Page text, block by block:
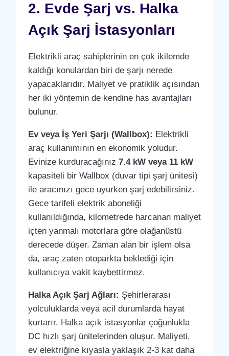
2. Evde Şarj vs. Halka
Açık Şarj İstasyonları
Elektrikli araç sahiplerinin en çok ikilemde
kaldığı konulardan biri de şarjı nerede
yapacaklarıdır. Maliyet ve pratiklik açısından
her iki yöntemin de kendine has avantajları
bulunur.
Ev veya İş Yeri Şarjı (Wallbox): Elektrikli
araç kullanımının en ekonomik yoludur.
Evinize kurduracağınız 7.4 kW veya 11 kW
kapasiteli bir Wallbox (duvar tipi şarj ünitesi)
ile aracınızı gece uyurken şarj edebilirsiniz.
Gece tarifeli elektrik aboneliği
kullanıldığında, kilometrede harcanan maliyet
içten yanmalı motorlara göre olağanüstü
derecede düşer. Zaman alan bir işlem olsa
da, araç zaten otoparkta beklediği için
kullanıcıya vakit kaybettirmez.
Halka Açık Şarj Ağları: Şehirlerarası
yolculuklarda veya acil durumlarda hayat
kurtarır. Halka açık istasyonlar çoğunlukla
DC hızlı şarj ünitelerinden oluşur. Maliyeti,
ev elektriğine kıyasla yaklaşık 2-3 kat daha